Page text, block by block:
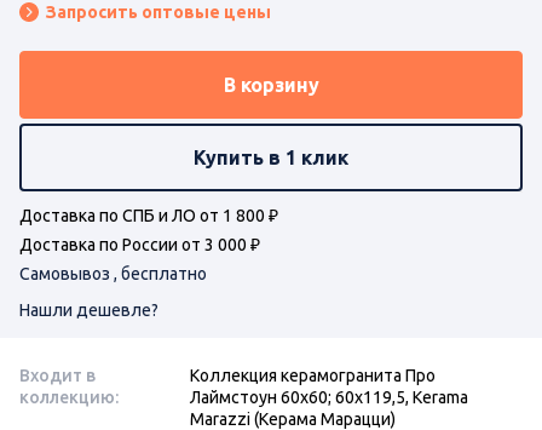
Запросить оптовые цены
В корзину
Купить в 1 клик
Доставка по СПБ и ЛО от 1 800 ₽
Доставка по России от 3 000 ₽
Самовывоз , бесплатно
Нашли дешевле?
Входит в
коллекцию:
Коллекция керамогранита Про
Лаймстоун 60х60; 60х119,5, Kerama
Marazzi (Керама Марацци)